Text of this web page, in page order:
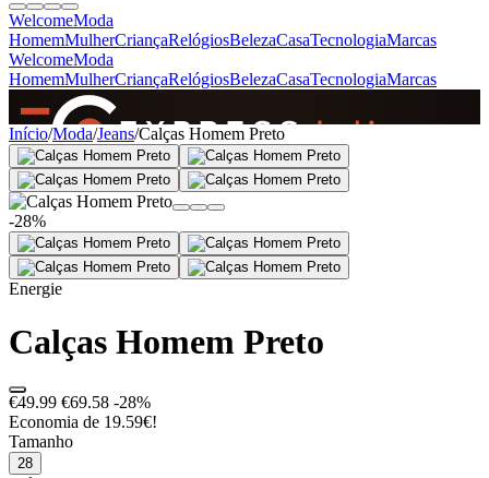
WelcomeModa
HomemMulherCriançaRelógiosBelezaCasaTecnologiaMarcas
WelcomeModa
HomemMulherCriançaRelógiosBelezaCasaTecnologiaMarcas
SINCE 2005
+de 36.000 reviews
Início/Moda/Jeans/Calças Homem Preto
-28%
Energie
Calças Homem Preto
€49.99 €69.58 -28%
Economia de 19.59€!
Tamanho
28